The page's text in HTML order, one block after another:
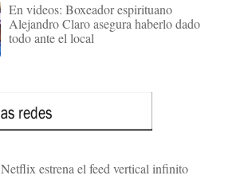
En videos: Boxeador espirituano
Alejandro Claro asegura haberlo dado
todo ante el local
Netflix estrena el feed vertical infinito